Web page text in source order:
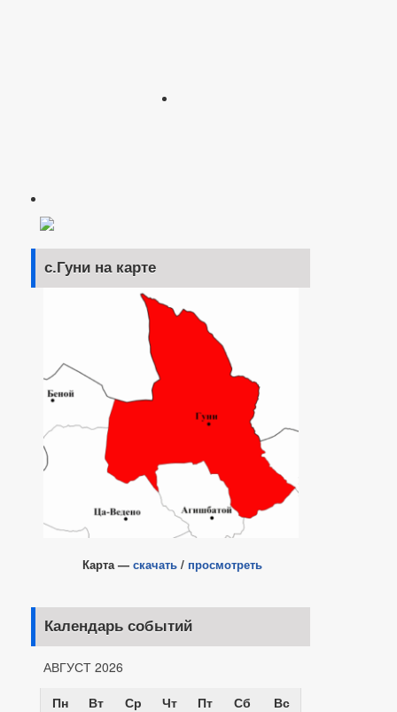
с.Гуни на карте
Карта — скачать / просмотреть
Календарь событий
АВГУСТ 2026
Пн
Вт Ср Чт Пт Сб Вс